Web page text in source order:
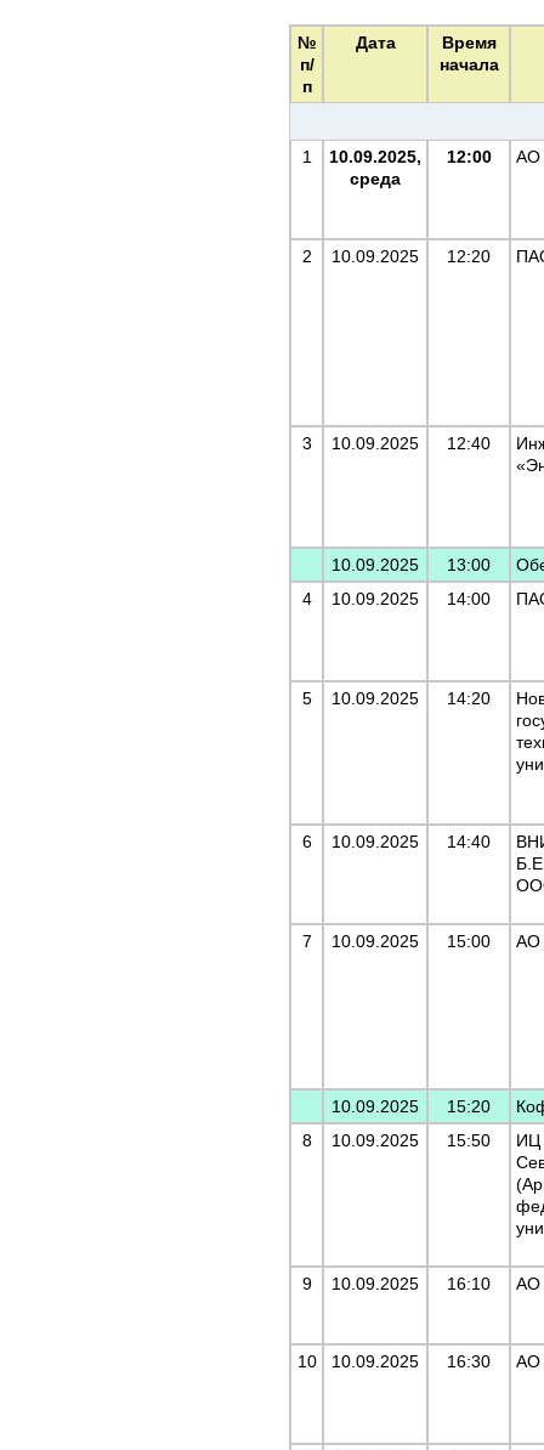
№
п/
п
Дата
Время
начала
1
10.09.2025,
среда
12:00 АО
2 10.09.2025 12:20
3 10.09.2025 12:40
10.09.2025 13:00
4
10.09.2025 14:00
5 10.09.2025 14:20
6 10.09.2025 14:40
7 10.09.2025 15:00 АО
10.09.2025 15:20
8
10.09.2025 15:50
ИЦ
9 10.09.2025 16:10 АО
10 10.09.2025 16:30 АО